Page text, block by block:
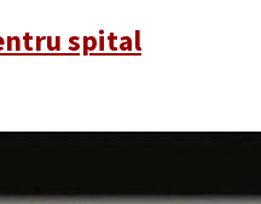
spital